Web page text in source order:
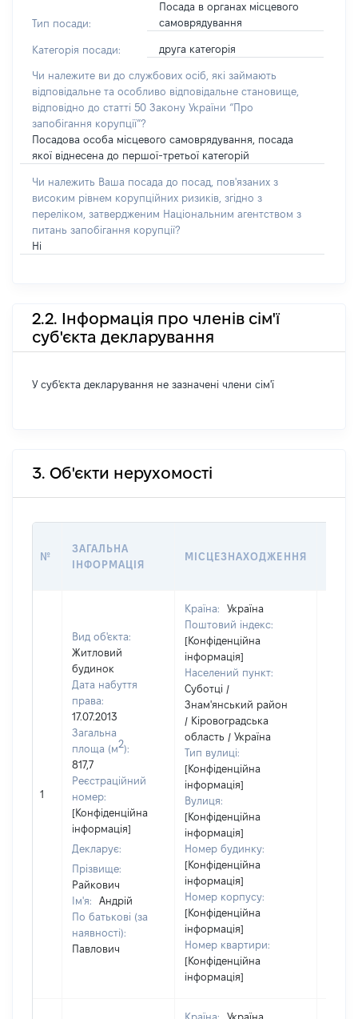
Тип посади:
Посада в органах місцевого
самоврядування
Категорія посади: друга категорія
Чи належите ви до службових осіб, які займають
відповідальне та особливо відповідальне становище,
відповідно до статті 50 Закону України “Про
запобігання корупції”?
Посадова особа місцевого самоврядування, посада
якої віднесена до першої-третьої категорій
Чи належить Ваша посада до посад, пов'язаних з
високим рівнем корупційних ризиків, згідно з
переліком, затвердженим Національним агентством з
питань запобігання корупції?
Ні
2.2. Інформація про членів сім'ї
суб'єкта декларування
У суб'єкта декларування не зазначені члени сім'ї
3. Об'єкти нерухомості
№
ЗАГАЛЬНА
ІНФОРМАЦІЯ
МІСЦЕЗНАХОДЖЕННЯ
1
Вид об'єкта:
Житловий
будинок
Дата набуття
права:
17.07.2013
Загальна
площа (м2):
817,7
Реєстраційний
номер:
[Конфіденційна
інформація]
Декларує:
Прізвище:
Райкович
Ім'я:
Андрій
По батькові (за
наявності):
Павлович
Країна:
Україна
Поштовий індекс:
[Конфіденційна
інформація]
Населений пункт:
Суботці /
Знам'янський район
/ Кіровоградська
область / Україна
Тип вулиці:
[Конфіденційна
інформація]
Вулиця:
[Конфіденційна
інформація]
Номер будинку:
[Конфіденційна
інформація]
Номер корпусу:
[Конфіденційна
інформація]
Номер квартири:
[Конфіденційна
інформація]
Країна: Україна